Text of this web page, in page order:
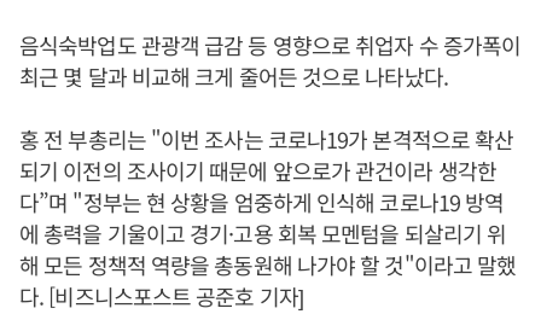
음식숙박업도 관광객 급감 등 영향으로 취업자 수 증가폭이
최근 몇 달과 비교해 크게 줄어든 것으로 나타났다.
홍 전 부총리는 "이번 조사는 코로나19가 본격적으로 확산
되기 이전의 조사이기 때문에 앞으로가 관건이라 생각한
다”며 "정부는 현 상황을 엄중하게 인식해 코로나19 방역
에 총력을 기울이고 경기·고용 회복 모멘텀을 되살리기 위
해 모든 정책적 역량을 총동원해 나가야 할 것"이라고 말했
다. [비즈니스포스트 공준호 기자]